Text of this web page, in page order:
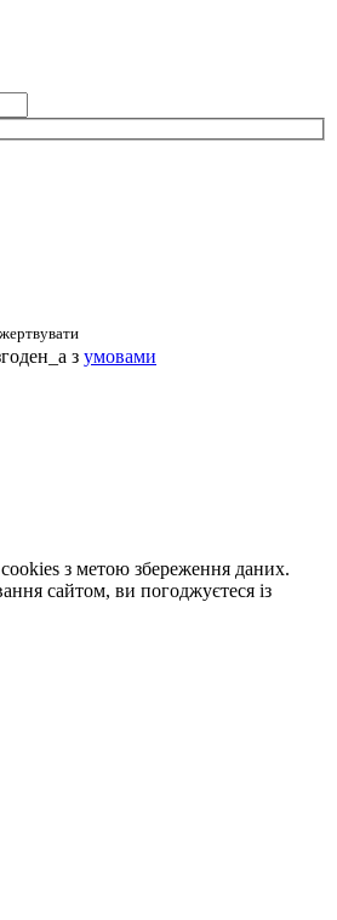
з умовами
з метою збереження даних.
сайтом, ви погоджуєтеся із